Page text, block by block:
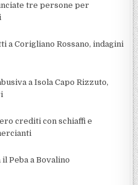
tre persone per
a Corigliano Rossano, indagini
a Isola Capo Rizzuto,
crediti con schiaffi e
Peba a Bovalino